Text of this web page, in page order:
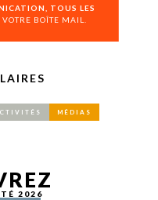
TOUS LES
BOÎTE MAIL.
MÉDIAS
2026